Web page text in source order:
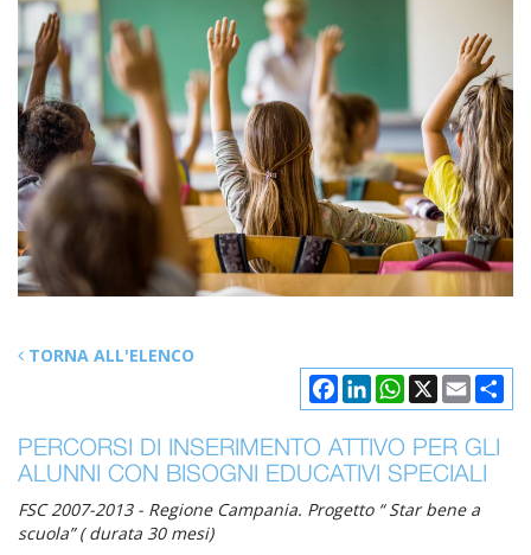
TORNA ALL'ELENCO
Facebook
LinkedInWhatsApp
X Email
PERCORSI DI INSERIMENTO ATTIVO PER GLI
ALUNNI CON BISOGNI EDUCATIVI SPECIALI
FSC 2007-2013 - Regione Campania. Progetto “ Star bene a
scuola” ( durata 30 mesi)